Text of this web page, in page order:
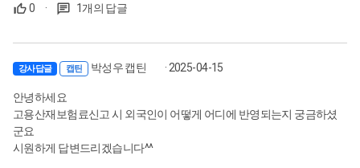
0 · 1개의 답글
강사답글 캡틴 박성우 캡틴 · 2025-04-15
안녕하세요
고용산재보험료신고 시 외국인이 어떻게 어디에 반영되는지 궁금하셨
군요
시원하게 답변드리겠습니다^^